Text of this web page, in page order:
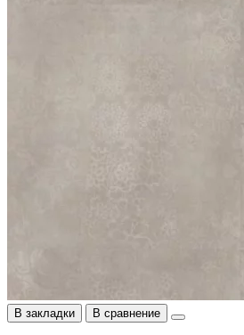
В закладки В сравнение